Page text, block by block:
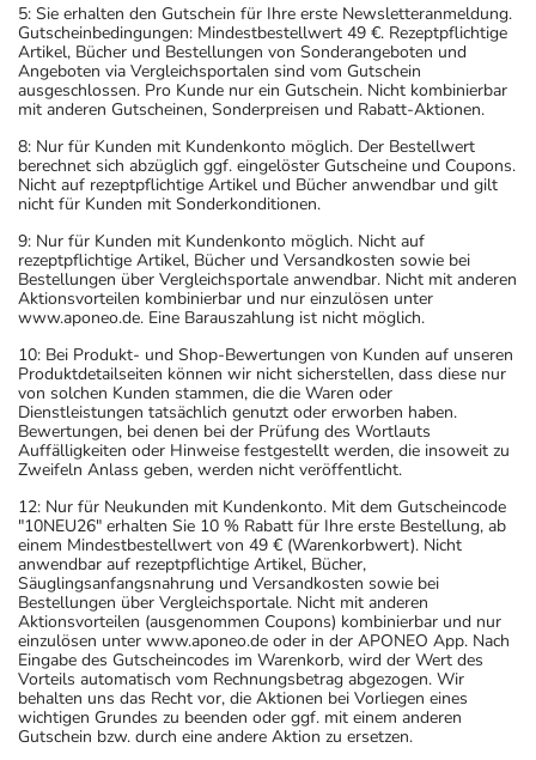
5: Sie erhalten den Gutschein für Ihre erste Newsletteranmeldung.
Gutscheinbedingungen: Mindestbestellwert 49 €. Rezeptpflichtige
Artikel, Bücher und Bestellungen von Sonderangeboten und
Angeboten via Vergleichsportalen sind vom Gutschein
ausgeschlossen. Pro Kunde nur ein Gutschein. Nicht kombinierbar
mit anderen Gutscheinen, Sonderpreisen und Rabatt-Aktionen.
8: Nur für Kunden mit Kundenkonto möglich. Der Bestellwert
berechnet sich abzüglich ggf. eingelöster Gutscheine und Coupons.
Nicht auf rezeptpflichtige Artikel und Bücher anwendbar und gilt
nicht für Kunden mit Sonderkonditionen.
9: Nur für Kunden mit Kundenkonto möglich. Nicht auf
rezeptpflichtige Artikel, Bücher und Versandkosten sowie bei
Bestellungen über Vergleichsportale anwendbar. Nicht mit anderen
Aktionsvorteilen kombinierbar und nur einzulösen unter
www.aponeo.de. Eine Barauszahlung ist nicht möglich.
10: Bei Produkt- und Shop-Bewertungen von Kunden auf unseren
Produktdetailseiten können wir nicht sicherstellen, dass diese nur
von solchen Kunden stammen, die die Waren oder
Dienstleistungen tatsächlich genutzt oder erworben haben.
Bewertungen, bei denen bei der Prüfung des Wortlauts
Auffälligkeiten oder Hinweise festgestellt werden, die insoweit zu
Zweifeln Anlass geben, werden nicht veröffentlicht.
12: Nur für Neukunden mit Kundenkonto. Mit dem Gutscheincode
"10NEU26" erhalten Sie 10 % Rabatt für Ihre erste Bestellung, ab
einem Mindestbestellwert von 49 € (Warenkorbwert). Nicht
anwendbar auf rezeptpflichtige Artikel, Bücher,
Säuglingsanfangsnahrung und Versandkosten sowie bei
Bestellungen über Vergleichsportale. Nicht mit anderen
Aktionsvorteilen (ausgenommen Coupons) kombinierbar und nur
einzulösen unter www.aponeo.de oder in der APONEO App. Nach
Eingabe des Gutscheincodes im Warenkorb, wird der Wert des
Vorteils automatisch vom Rechnungsbetrag abgezogen. Wir
behalten uns das Recht vor, die Aktionen bei Vorliegen eines
wichtigen Grundes zu beenden oder ggf. mit einem anderen
Gutschein bzw. durch eine andere Aktion zu ersetzen.